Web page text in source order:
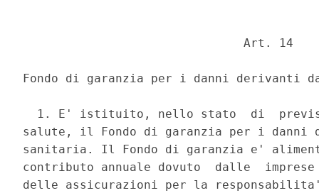
                               Art. 14
Fondo di garanzia per i danni derivanti
1. E' istituito, nello stato  di
salute, il Fondo di garanzia per i danni
sanitaria. Il Fondo di garanzia e'
contributo annuale dovuto  dalle
delle assicurazioni per la